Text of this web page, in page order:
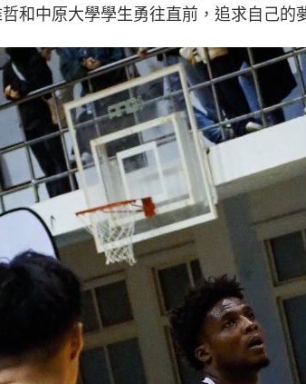
和中原大學學生勇往直前，追求自己的